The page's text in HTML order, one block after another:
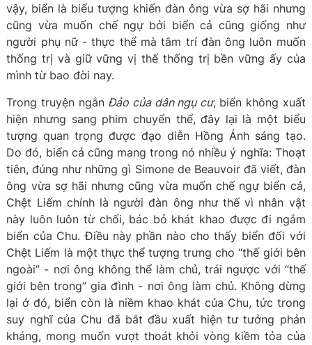
vậy, biển là biểu tượng khiến đàn ông vừa sợ hãi nhưng
cũng vừa muốn chế ngự bởi biển cả cũng giống như
người phụ nữ - thực thể mà tâm trí đàn ông luôn muốn
thống trị và giữ vững vị thế thống trị bền vững ấy của
mình từ bao đời nay.
Trong truyện ngắn Đảo của dân ngụ cư, biển không xuất
hiện nhưng sang phim chuyển thể, đây lại là một biểu
tượng quan trọng được đạo diễn Hồng Ánh sáng tạo.
Do đó, biển cả cũng mang trong nó nhiều ý nghĩa: Thoạt
tiên, đúng như những gì Simone de Beauvoir đã viết, đàn
ông vừa sợ hãi nhưng cũng vừa muốn chế ngự biển cả,
Chệt Liếm chính là người đàn ông như thế vì nhân vật
này luôn luôn từ chối, bác bỏ khát khao được đi ngắm
biển của Chu. Điều này phần nào cho thấy biển đối với
Chệt Liếm là một thực thể tượng trưng cho “thế giới bên
ngoài” - nơi ông không thể làm chủ, trái ngược với “thế
giới bên trong” gia đình - nơi ông làm chủ. Không dừng
lại ở đó, biển còn là niềm khao khát của Chu, tức trong
suy nghĩ của Chu đã bắt đầu xuất hiện tư tưởng phản
kháng, mong muốn vượt thoát khỏi vòng kiềm tỏa của